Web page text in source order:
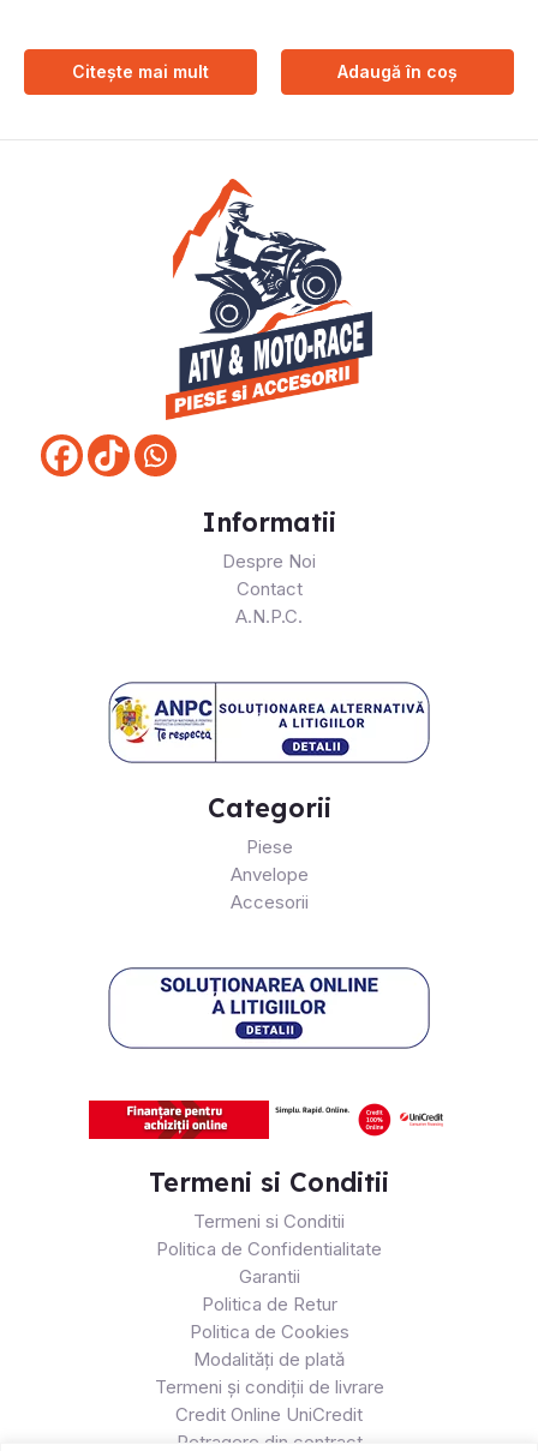
Citește mai mult Adaugă în coș
Informatii
Despre Noi
Contact
A.N.P.C.
Categorii
Piese
Anvelope
Accesorii
Termeni si Conditii
Termeni si Conditii
Politica de Confidentialitate
Garantii
Politica de Retur
Politica de Cookies
Modalități de plată
Termeni și condiții de livrare
Credit Online UniCredit
Retragere din contract